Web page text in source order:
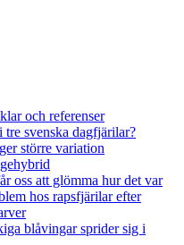
och referenser
svenska dagfjärilar?
större variation
oss att glömma hur det var
hos rapsfjärilar efter
blåvingar sprider sig i